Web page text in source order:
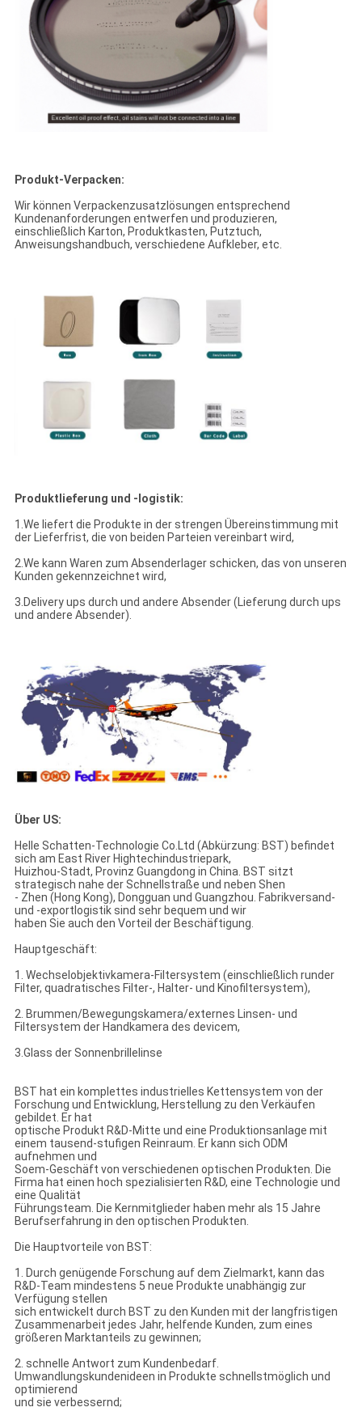
Produkt-Verpacken:
Wir können Verpackenzusatzlösungen entsprechend
Kundenanforderungen entwerfen und produzieren,
einschließlich Karton, Produktkasten, Putztuch,
Anweisungshandbuch, verschiedene Aufkleber, etc.
Produktlieferung und -logistik:
1.We liefert die Produkte in der strengen Übereinstimmung mit
der Lieferfrist, die von beiden Parteien vereinbart wird,
2.We kann Waren zum Absenderlager schicken, das von unseren
Kunden gekennzeichnet wird,
3.Delivery ups durch und andere Absender (Lieferung durch ups
und andere Absender).
Über US:
Helle Schatten-Technologie Co.Ltd (Abkürzung: BST) befindet
sich am East River Hightechindustriepark,
Huizhou-Stadt, Provinz Guangdong in China. BST sitzt
strategisch nahe der Schnellstraße und neben Shen
- Zhen (Hong Kong), Dongguan und Guangzhou. Fabrikversand-
und -exportlogistik sind sehr bequem und wir
haben Sie auch den Vorteil der Beschäftigung.
Hauptgeschäft:
1. Wechselobjektivkamera-Filtersystem (einschließlich runder
Filter, quadratisches Filter-, Halter- und Kinofiltersystem),
2. Brummen/Bewegungskamera/externes Linsen- und
Filtersystem der Handkamera des devicem,
3.Glass der Sonnenbrillelinse
BST hat ein komplettes industrielles Kettensystem von der
Forschung und Entwicklung, Herstellung zu den Verkäufen
gebildet. Er hat
optische Produkt R&D-Mitte und eine Produktionsanlage mit
einem tausend-stufigen Reinraum. Er kann sich ODM
aufnehmen und
Soem-Geschäft von verschiedenen optischen Produkten. Die
Firma hat einen hoch spezialisierten R&D, eine Technologie und
eine Qualität
Führungsteam. Die Kernmitglieder haben mehr als 15 Jahre
Berufserfahrung in den optischen Produkten.
Die Hauptvorteile von BST:
1. Durch genügende Forschung auf dem Zielmarkt, kann das
R&D-Team mindestens 5 neue Produkte unabhängig zur
Verfügung stellen
sich entwickelt durch BST zu den Kunden mit der langfristigen
Zusammenarbeit jedes Jahr, helfende Kunden, zum eines
größeren Marktanteils zu gewinnen;
2. schnelle Antwort zum Kundenbedarf.
Umwandlungskundenideen in Produkte schnellstmöglich und
optimierend
und sie verbessernd;